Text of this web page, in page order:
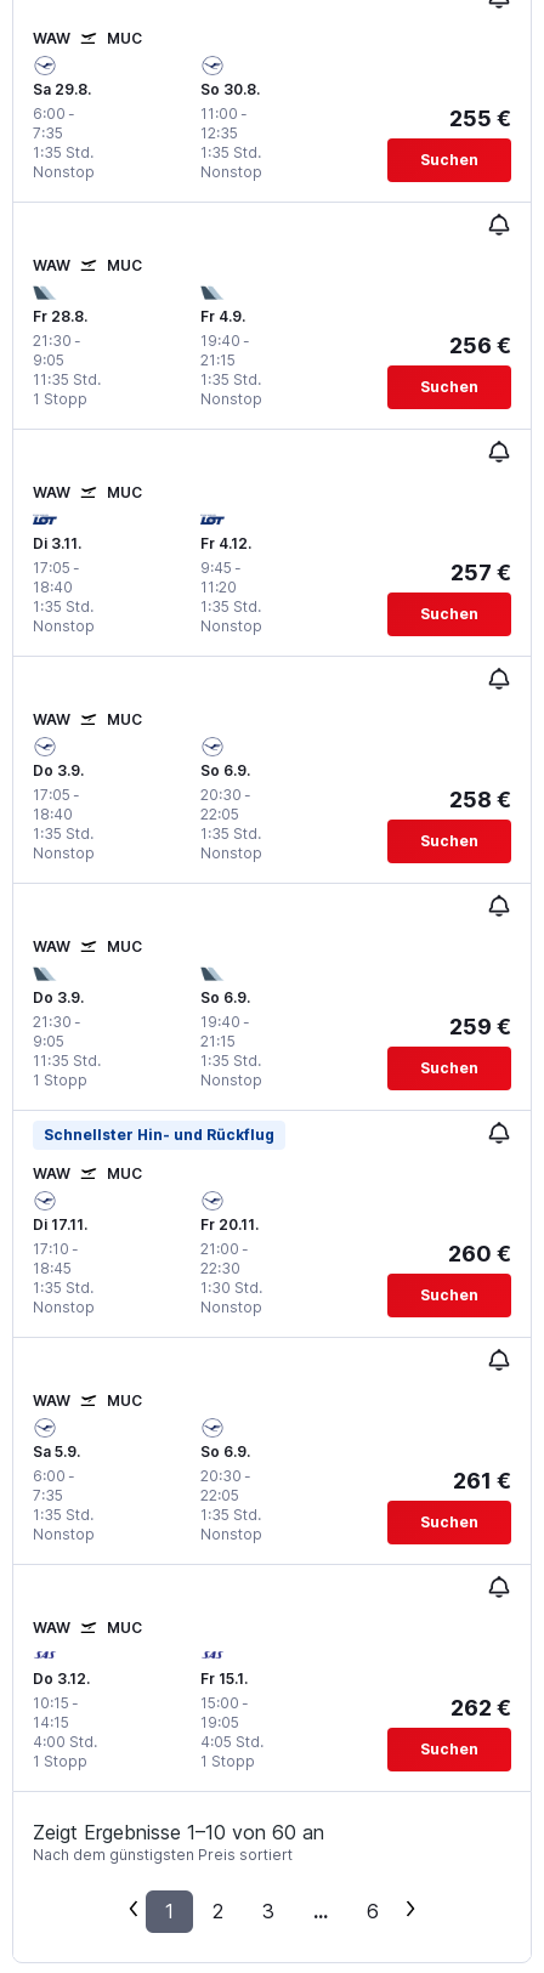
WAW MUC
Sa 29.8.
6:00 -
7:35
Nonstop
1:35 Std.
So 30.8.
11:00 -
12:35
Nonstop
1:35 Std.
255 €
Suchen
WAW MUC
Fr 28.8.
21:30 -
9:05
1 Stopp
11:35 Std.
Fr 4.9.
19:40 -
21:15
Nonstop
1:35 Std.
256 €
Suchen
WAW MUC
Di 3.11.
17:05 -
18:40
Nonstop
1:35 Std.
Fr 4.12.
9:45 -
11:20
Nonstop
1:35 Std.
257 €
Suchen
WAW MUC
Do 3.9.
17:05 -
18:40
Nonstop
1:35 Std.
So 6.9.
20:30 -
22:05
Nonstop
1:35 Std.
258 €
Suchen
WAW MUC
Do 3.9.
21:30 -
9:05
1 Stopp
11:35 Std.
So 6.9.
19:40 -
21:15
Nonstop
1:35 Std.
259 €
Suchen
Schnellster Hin- und Rückflug
WAW MUC
Di 17.11.
17:10 -
18:45
Nonstop
1:35 Std.
Fr 20.11.
21:00 -
22:30
Nonstop
1:30 Std.
260 €
Suchen
WAW MUC
Sa 5.9.
6:00 -
7:35
Nonstop
1:35 Std.
So 6.9.
20:30 -
22:05
Nonstop
1:35 Std.
261 €
Suchen
WAW MUC
Do 3.12.
10:15 -
14:15
1 Stopp
4:00 Std.
Fr 15.1.
15:00 -
19:05
1 Stopp
4:05 Std.
262 €
Suchen
Zeigt Ergebnisse 1–10 von 60 an
Nach dem günstigsten Preis sortiert
1 2 3 ... 6